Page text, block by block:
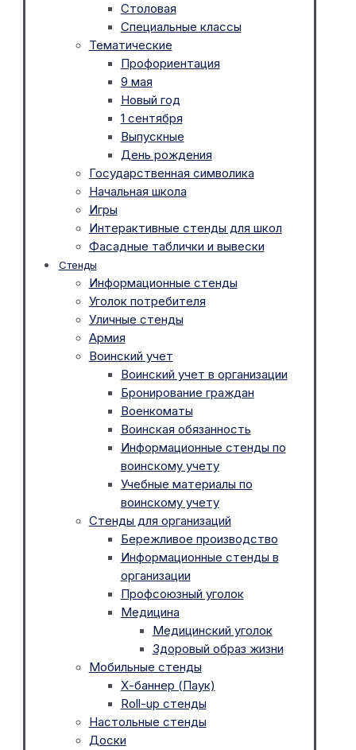
Столовая
Специальные классы
Тематические
Профориентация
9 мая
Новый год
1 сентября
Выпускные
День рождения
Государственная символика
Начальная школа
Игры
Интерактивные стенды для школ
Фасадные таблички и вывески
Стенды
Информационные стенды
Уголок потребителя
Уличные стенды
Армия
Воинский учет
Воинский учет в организации
Бронирование граждан
Военкоматы
Воинская обязанность
Информационные стенды по
воинскому учету
Учебные материалы по
воинскому учету
Стенды для организаций
Бережливое производство
Информационные стенды в
организации
Профсоюзный уголок
Медицина
Медицинский уголок
Здоровый образ жизни
Мобильные стенды
Х-баннер (Паук)
Roll-up стенды
Настольные стенды
Доски